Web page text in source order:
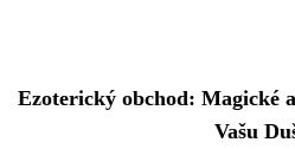
Ezoterický obchod: Magické
Vašu